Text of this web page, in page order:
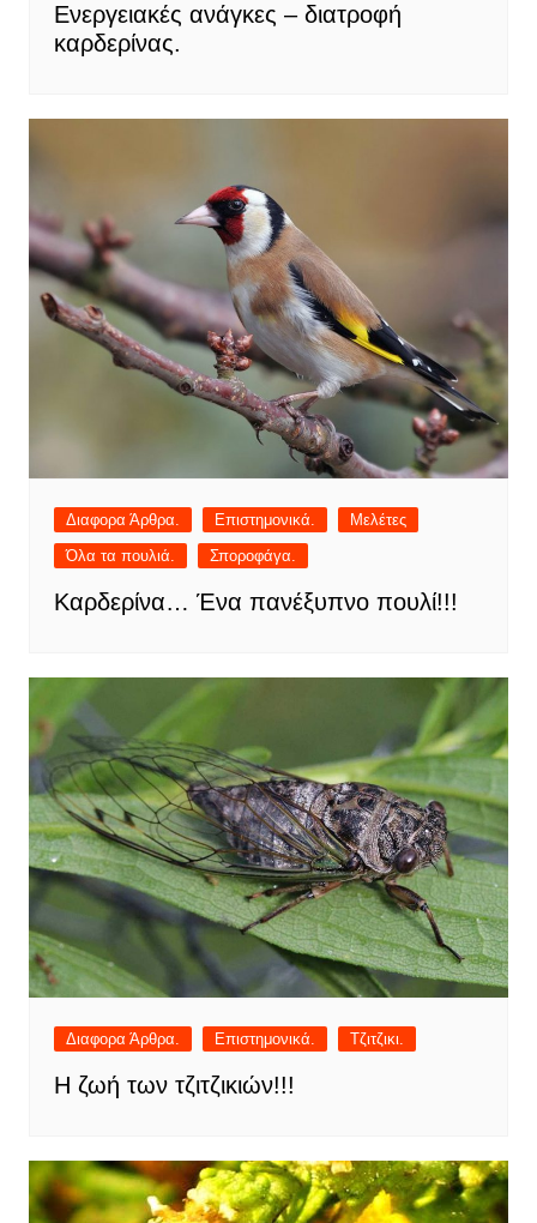
Ενεργειακές ανάγκες – διατροφή
καρδερίνας.
Διαφορα Άρθρα. Επιστημονικά.
Μελέτες
Όλα τα πουλιά.
Σποροφάγα.
Καρδερίνα… Ένα πανέξυπνο πουλί!!!
Διαφορα Άρθρα. Επιστημονικά. Τζιτζικι.
Η ζωή των τζιτζικιών!!!